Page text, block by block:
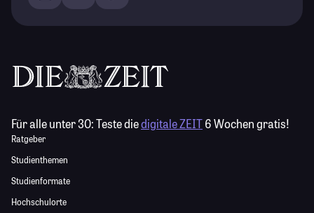
Für alle unter 30:Teste diedigitale ZEIT6 Wochen gratis!
Ratgeber
Studienthemen
Studienformate
Hochschulorte